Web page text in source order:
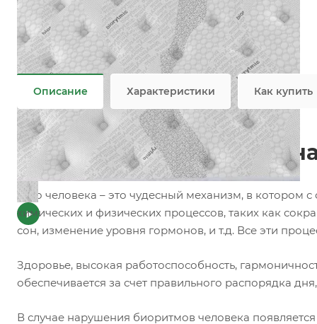
Состав—
91.5%PES/8.5%VIS
Добавки
—
Пропитка
Плотность
—
342 гр/м2
Все характеристики
Описание Характеристики Как купить
Инновационная
Тело человека – это чудесный механизм, в котором
химических и физических процессов, таких как
сон, изменение уровня гормонов, и т.д. Все эти
Здоровье, высокая работоспособность,
обеспечивается за счет правильного распорядка
В случае нарушения биоритмов человека появляется